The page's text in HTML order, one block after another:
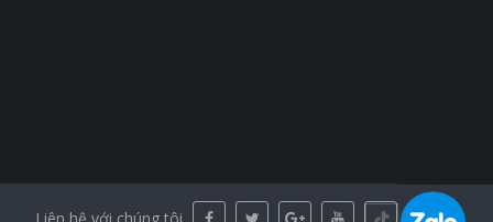
Liên hệ với chúng tôi